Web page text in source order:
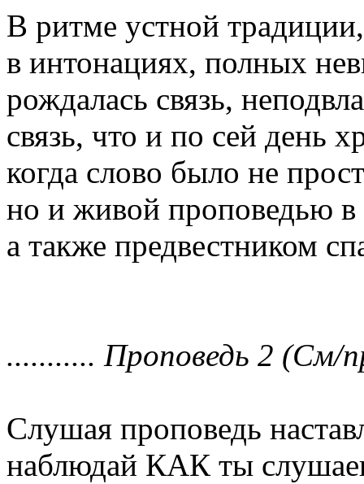
В ритме устной
в интонациях, полных
рождалась связь,
связь, что и по сей день
когда слово было не
но и живой проповедью в
а также предвестником
........... Проповедь 2 (См/
Слушая проповедь
наблюдай КАК ты